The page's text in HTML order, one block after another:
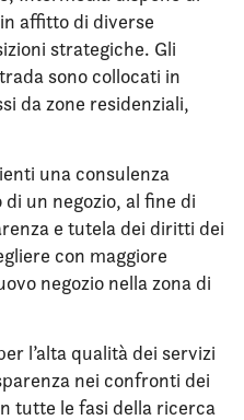
affitto di diverse
strategiche. Gli
sono collocati in
da zone residenziali,
una consulenza
un negozio, al fine di
e tutela dei diritti dei
con maggiore
negozio nella zona di
l’alta qualità dei servizi
nei confronti dei
tutte le fasi della ricerca